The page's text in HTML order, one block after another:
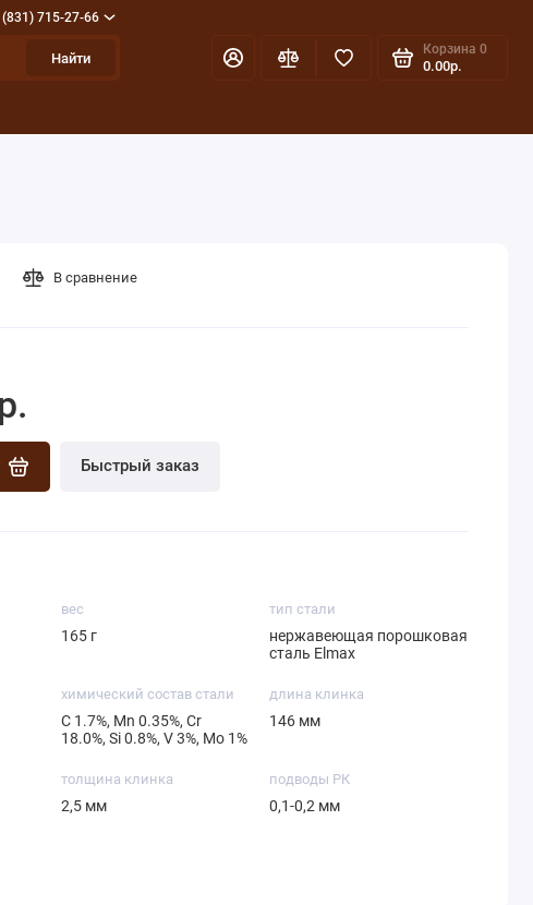
(831) 715-27-66
Найти
Корзина 0
0.00р.
Быстрый заказ
В сравнение
вес
165 г
тип стали
нержавеющая порошковая
сталь Elmax
химический состав стали
С 1.7%, Mn 0.35%, Cr
18.0%, Si 0.8%, V 3%, Mo 1%
длина клинка
146 мм
толщина клинка
2,5 мм
подводы РК
0,1-0,2 мм